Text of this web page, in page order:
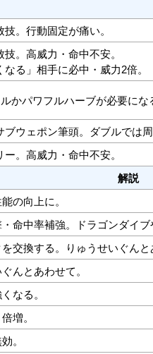
技。行動固定が痛い。
技。高威力・命中不安。
なる」相手に必中・威力2倍。
かパワフルハーブが必要にな
ブウェポン筆頭。ダブルでは周
ー。高威力・命中不安。
解説
の向上に。
命中率補強。ドラゴンダイ
交換する。りゅうせいぐんと
んとあわせて。
なる。
増。
。